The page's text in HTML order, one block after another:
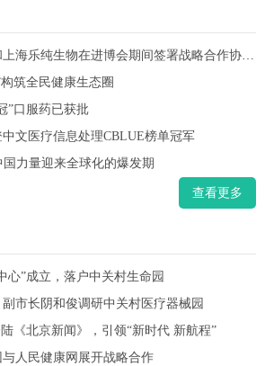
海乐纯生物在进博会期间签署战略合作协议 支持...
筑全民健康生态圈
”口服药已获批
文医疗信息处理CBLUE榜单冠军
力量迎来全球化的爆发期
查看更多
心”成立，落户中关村生命园
市长阴和俊调研中关村医疗器械园
陆《北京新闻》，引领“新时代 新航程”
与人民健康网展开战略合作